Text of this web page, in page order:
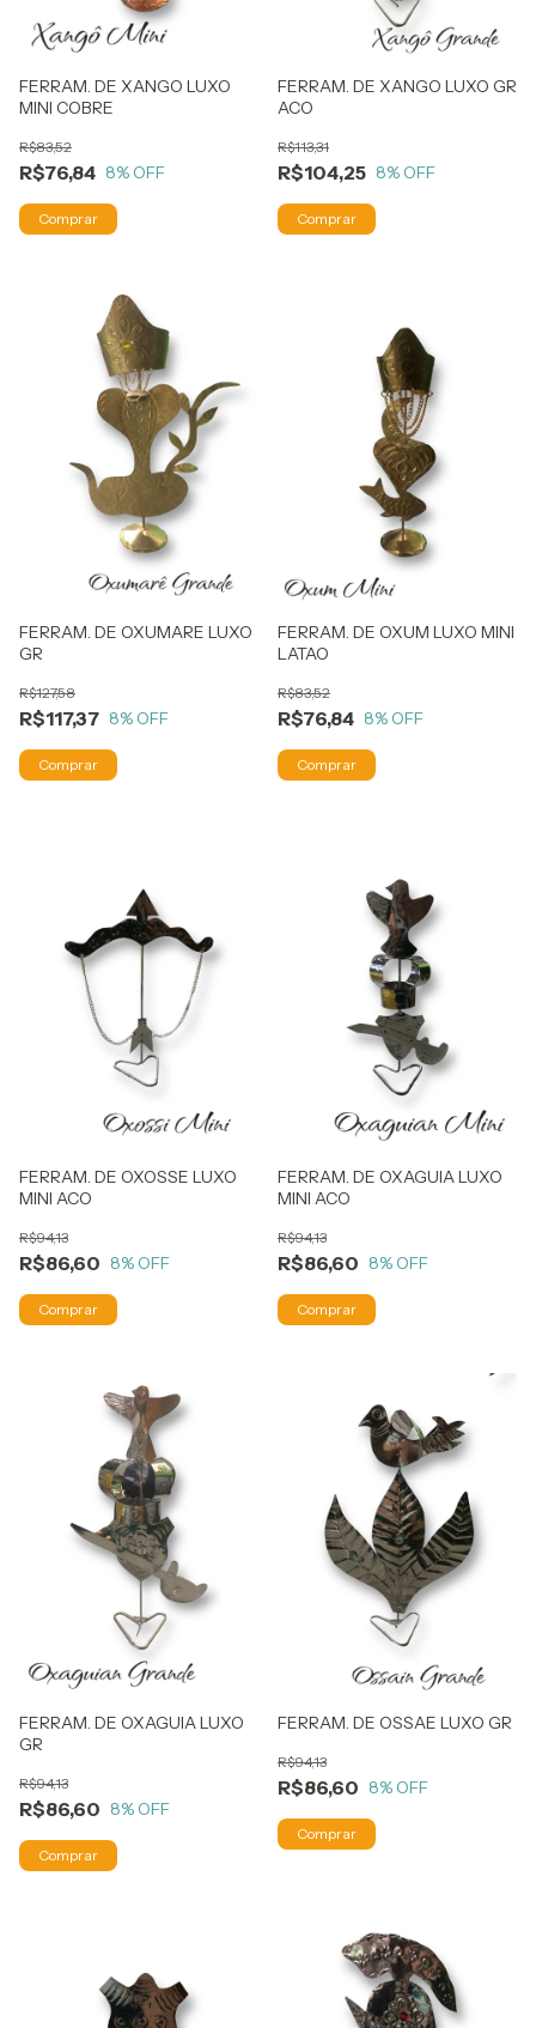
FERRAM. DE XANGO LUXO
MINI COBRE
R$76,84
R$83,52
8% OFF
FERRAM. DE XANGO LUXO GR
ACO
R$104,25
R$113,31
8% OFF
FERRAM. DE OXUMARE LUXO
GR
R$117,37
R$127,58
8% OFF
FERRAM. DE OXUM LUXO MINI
LATAO
R$76,84
R$83,52
8% OFF
FERRAM. DE OXOSSE LUXO
MINI ACO
R$86,60
R$94,13
8% OFF
FERRAM. DE OXAGUIA LUXO
MINI ACO
R$86,60
R$94,13
8% OFF
FERRAM. DE OXAGUIA LUXO
GR
R$86,60
R$94,13
8% OFF
FERRAM. DE OSSAE LUXO GR
R$86,60
R$94,13
8% OFF